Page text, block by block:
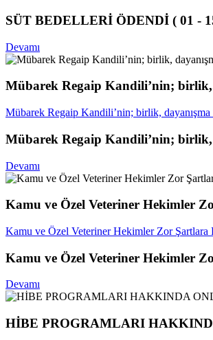
SÜT BEDELLERİ ÖDENDİ ( 01 -
Devamı
Mübarek Regaip Kandili’nin;
Mübarek Regaip Kandili’nin; birlik, dayanışma
Mübarek Regaip Kandili’nin; birlik,
Devamı
Kamu ve Özel Veteriner Hekimler
Kamu ve Özel Veteriner Hekimler Zor Şartlara
Kamu ve Özel Veteriner Hekimler
Devamı
HİBE PROGRAMLARI